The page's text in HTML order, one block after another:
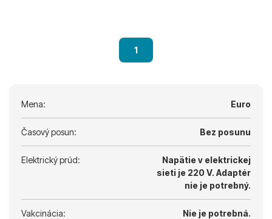
1
Mena: Euro
Časový posun: Bez posunu
Elektrický prúd:
Napätie v elektrickej
sieti je 220 V. Adaptér
nie je potrebný.
Vakcinácia: Nie je potrebná.